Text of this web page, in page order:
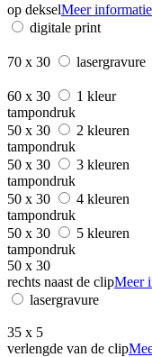
op dekselMeer
digitale print
70 x 30 lasergravure
60 x 30
1 kleur
tampondruk
50 x 30
2 kleuren
tampondruk
50 x 30
3 kleuren
tampondruk
50 x 30
4 kleuren
tampondruk
50 x 30
5 kleuren
tampondruk
50 x 30
rechts naast de clipMeer
lasergravure
35 x 5
verlengde van de clip